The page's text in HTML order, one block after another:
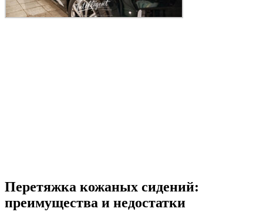
Перетяжка кожаных сидений:
преимущества и недостатки